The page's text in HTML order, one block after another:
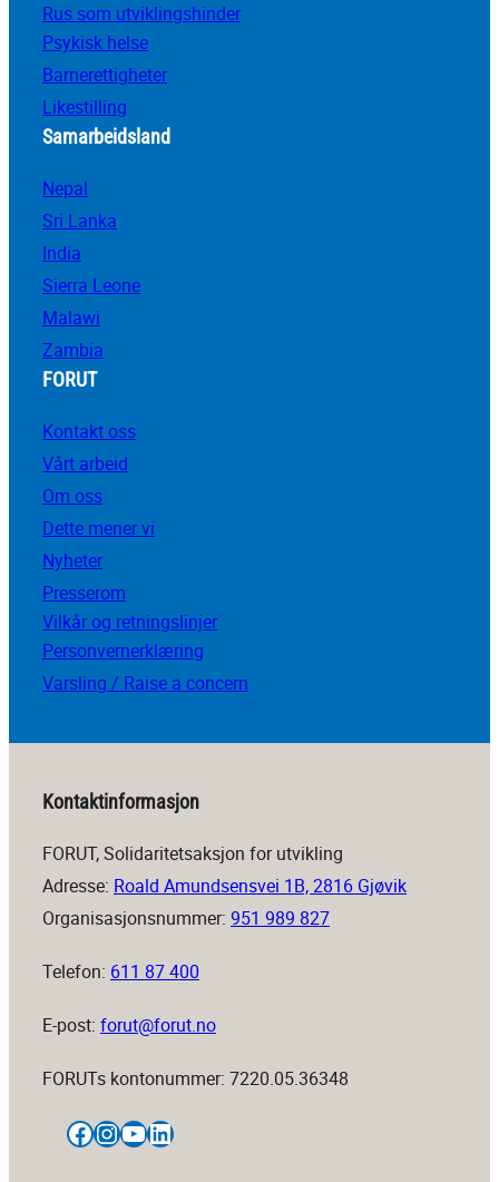
Rus som utviklingshinder
Psykisk helse
Barnerettigheter
Likestilling
Samarbeidsland
Nepal
Sri Lanka
India
Sierra Leone
Malawi
Zambia
FORUT
Kontakt oss
Vårt arbeid
Om oss
Dette mener vi
Nyheter
Presserom
Vilkår og retningslinjer
Personvernerklæring
Varsling / Raise a concern
Kontaktinformasjon
FORUT, Solidaritetsaksjon for utvikling
Adresse: Roald Amundsensvei 1B, 2816 Gjøvik
Organisasjonsnummer: 951 989 827
Telefon: 611 87 400
E-post: forut@forut.no
FORUTs kontonummer: 7220.05.36348
Facebook InstagramYouTube LinkedIn